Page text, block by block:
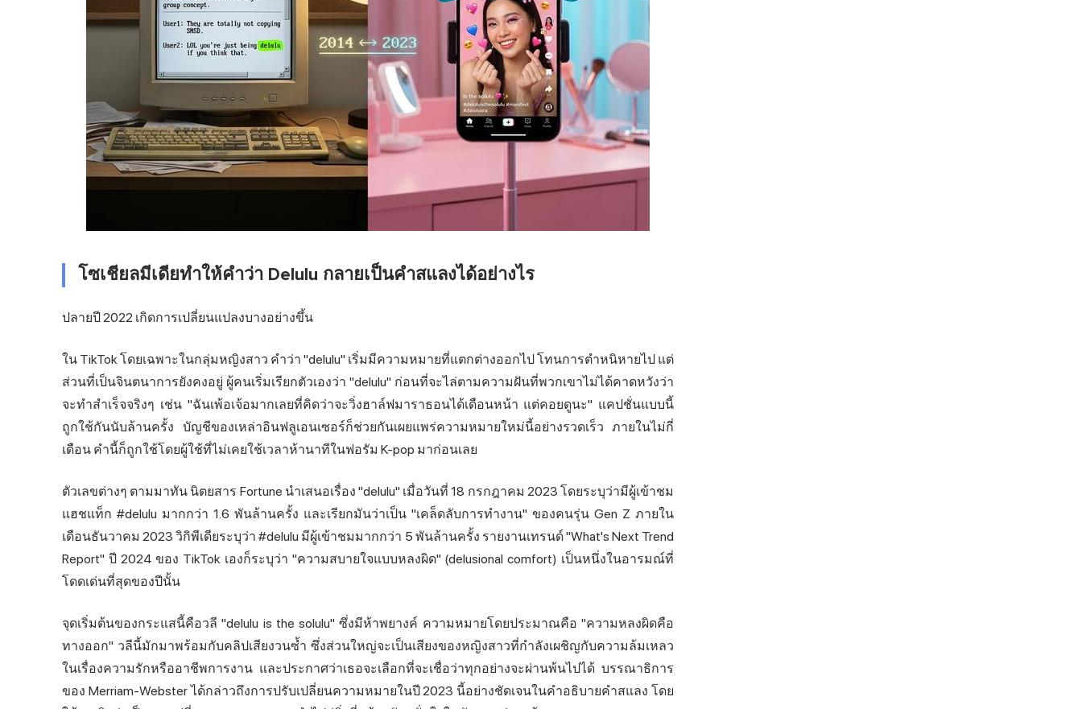
โซเชียลมีเดียทำให้คำว่า Delulu กลายเป็นคำสแลงได้อย่างไร
ปลายปี 2022 เกิดการเปลี่ยนแปลงบางอย่างขึ้น
ใน TikTok โดยเฉพาะในกลุ่มหญิงสาว คำว่า "delulu" เริ่มมีความหมายที่แตกต่างออกไป โทนการตำหนิหายไป แต่
ส่วนที่เป็นจินตนาการยังคงอยู่ ผู้คนเริ่มเรียกตัวเองว่า "delulu" ก่อนที่จะไล่ตามความฝันที่พวกเขาไม่ได้คาดหวังว่า
จะทำสำเร็จจริงๆ เช่น "ฉันเพ้อเจ้อมากเลยที่คิดว่าจะวิ่งฮาล์ฟมาราธอนได้เดือนหน้า แต่คอยดูนะ" แคปชั่นแบบนี้
ถูกใช้กันนับล้านครั้ง บัญชีของเหล่าอินฟลูเอนเซอร์ก็ช่วยกันเผยแพร่ความหมายใหม่นี้อย่างรวดเร็ว ภายในไม่กี่
เดือน คำนี้ก็ถูกใช้โดยผู้ใช้ที่ไม่เคยใช้เวลาห้านาทีในฟอรัม K-pop มาก่อนเลย
ตัวเลขต่างๆ ตามมาทัน นิตยสาร Fortune นำเสนอเรื่อง "delulu" เมื่อวันที่ 18 กรกฎาคม 2023 โดยระบุว่ามีผู้เข้าชม
แฮชแท็ก #delulu มากกว่า 1.6 พันล้านครั้ง และเรียกมันว่าเป็น "เคล็ดลับการทำงาน" ของคนรุ่น Gen Z ภายใน
เดือนธันวาคม 2023 วิกิพีเดียระบุว่า #delulu มีผู้เข้าชมมากกว่า 5 พันล้านครั้ง รายงานเทรนด์ "What's Next Trend
Report" ปี 2024 ของ TikTok เองก็ระบุว่า "ความสบายใจแบบหลงผิด" (delusional comfort) เป็นหนึ่งในอารมณ์ที่
โดดเด่นที่สุดของปีนั้น
จุดเริ่มต้นของกระแสนี้คือวลี "delulu is the solulu" ซึ่งมีห้าพยางค์ ความหมายโดยประมาณคือ "ความหลงผิดคือ
ทางออก" วลีนี้มักมาพร้อมกับคลิปเสียงวนซ้ำ ซึ่งส่วนใหญ่จะเป็นเสียงของหญิงสาวที่กำลังเผชิญกับความล้มเหลว
ในเรื่องความรักหรืออาชีพการงาน และประกาศว่าเธอจะเลือกที่จะเชื่อว่าทุกอย่างจะผ่านพ้นไปได้ บรรณาธิการ
ของ Merriam-Webster ได้กล่าวถึงการปรับเปลี่ยนความหมายในปี 2023 นี้อย่างชัดเจนในคำอธิบายคำสแลง โดย